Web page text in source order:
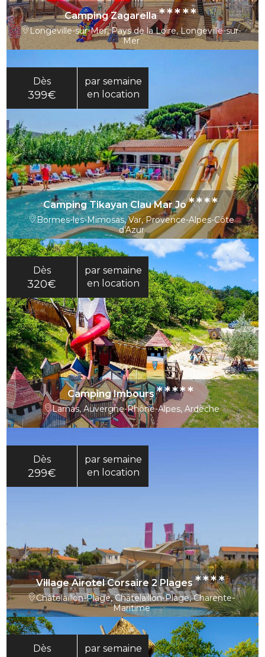
Camping Zagarella*****
Longeville-sur-Mer, Pays de la Loire, Longeville-sur-
Mer
Dès
399€
par semaine
en location
Camping Tikayan Clau Mar Jo****
Bormes-les-Mimosas, Var, Provence-Alpes-Côte
d'Azur
Dès
320€
par semaine
en location
Camping Imbours*****
Larnas, Auvergne-Rhône-Alpes, Ardèche
Dès
299€
par semaine
en location
Village Airotel Corsaire 2 Plages****
Châtelaillon-Plage, Châtelaillon-Plage, Charente-
Maritime
Dès
par semaine